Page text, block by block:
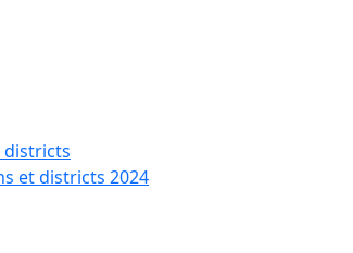
districts
et districts 2024